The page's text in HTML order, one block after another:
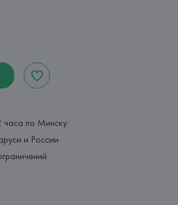
часа по Минску
и России